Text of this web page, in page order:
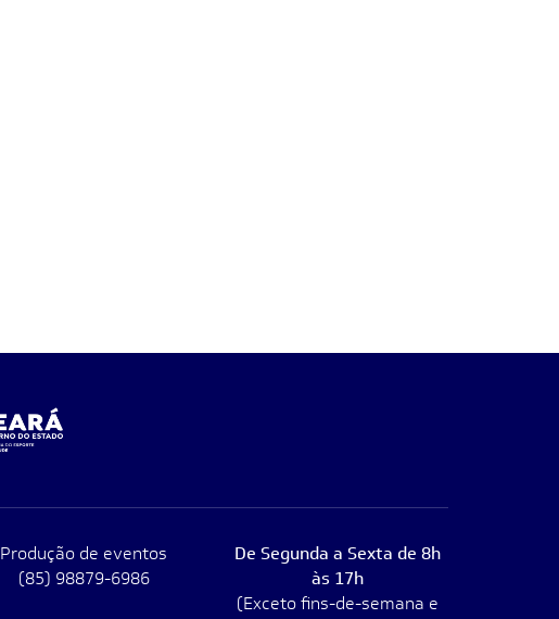
Produção de eventos
(85) 98879-6986
De Segunda a Sexta de 8h
às 17h
(Exceto fins-de-semana e